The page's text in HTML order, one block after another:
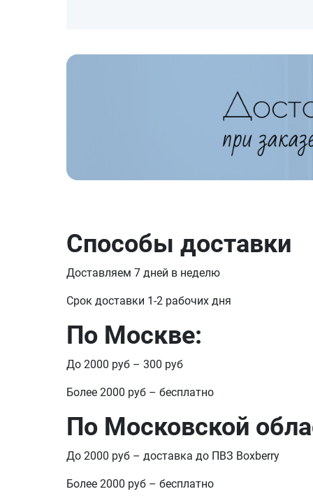
Способы доставки
Доставляем 7 дней в неделю
Срок доставки 1-2 рабочих дня
По Москве:
До 2000 руб – 300 руб
Более 2000 руб – бесплатно
По Московской
До 2000 руб – доставка до ПВЗ Boxberry
Более 2000 руб – бесплатно